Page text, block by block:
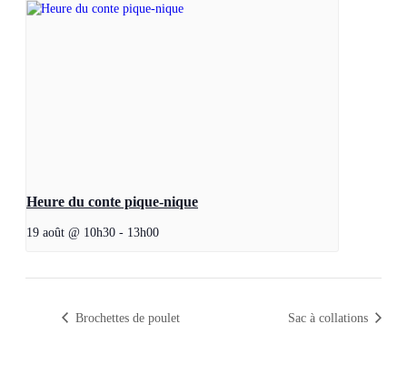
Heure du conte pique-nique
19 août @ 10h30 - 13h00
Brochettes de poulet Sac à collations